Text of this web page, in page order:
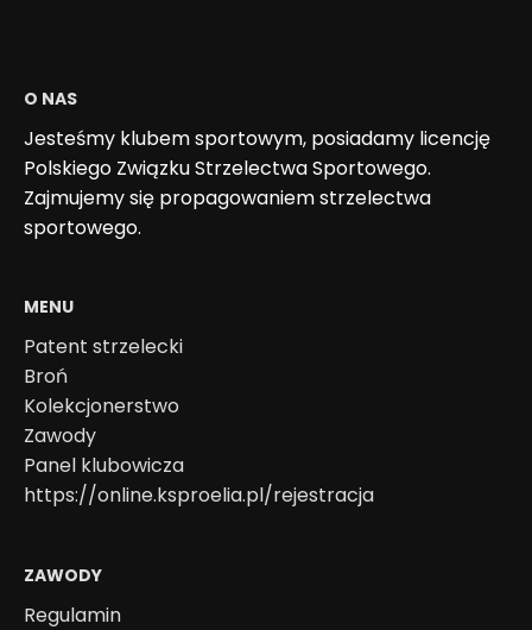
O NAS
Jesteśmy klubem sportowym, posiadamy licencję
Polskiego Związku Strzelectwa Sportowego.
Zajmujemy się propagowaniem strzelectwa
sportowego.
MENU
Patent strzelecki
Broń
Kolekcjonerstwo
Zawody
Panel klubowicza
https://online.ksproelia.pl/rejestracja
ZAWODY
Regulamin